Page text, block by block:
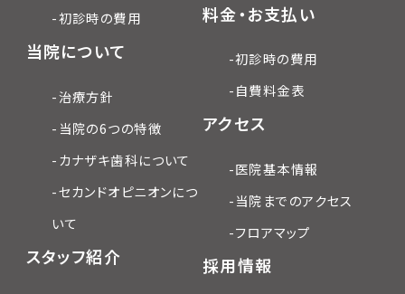
-初診時の費用
当院について
-治療方針
-当院の6つの特徴
-カナザキ歯科について
-セカンドオピニオンにつ
いて
スタッフ紹介
料金・お支払い
-初診時の費用
-自費料金表
アクセス
-医院基本情報
-当院までのアクセス
-フロアマップ
採用情報